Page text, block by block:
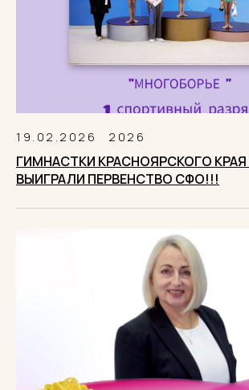
19.02.2026 2026
ГИМНАСТКИ КРАСНОЯРСКОГО КРАЯ
ВЫИГРАЛИ ПЕРВЕНСТВО СФО!!!